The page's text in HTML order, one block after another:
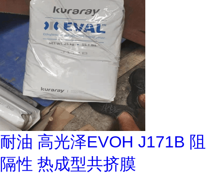
耐油 高光泽EVOH J171B 阻
隔性 热成型共挤膜